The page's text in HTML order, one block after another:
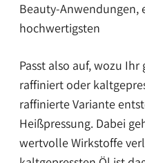
Beauty-Anwendungen,
hochwertigsten
Passt also auf, wozu
raffiniert oder
raffinierte Variante
Heißpressung. Dabei
wertvolle Wirkstoffe